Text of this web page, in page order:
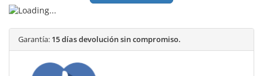
Garantía: 15 días devolución sin compromiso.